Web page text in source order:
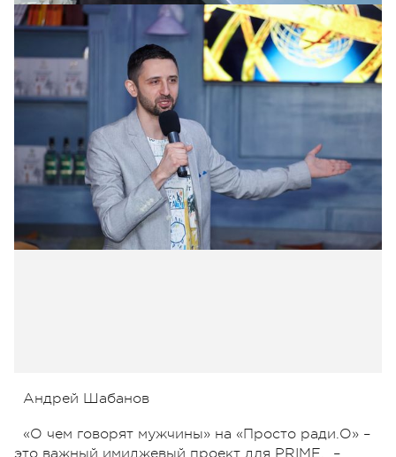
Андрей Шабанов
«О чем говорят мужчины» на «Просто ради.О» –
это важный имиджевый проект для PRIME, –